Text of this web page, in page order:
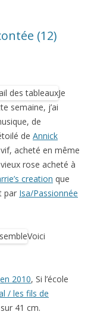
(12)
Je
semaine, j’ai
de
de Annick
acheté en même
rose acheté à
creation que
par Isa/Passionnée
Voici
en 2010, Si l’école
/ les fils de
41 cm.